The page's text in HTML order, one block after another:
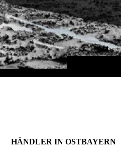
HÄNDLER IN OSTBAYERN